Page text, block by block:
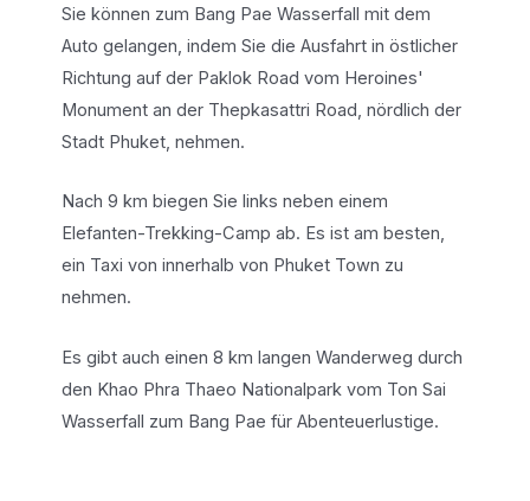
Sie können zum Bang Pae Wasserfall mit dem
Auto gelangen, indem Sie die Ausfahrt in östlicher
Richtung auf der Paklok Road vom Heroines'
Monument an der Thepkasattri Road, nördlich der
Stadt Phuket, nehmen.
Nach 9 km biegen Sie links neben einem
Elefanten-Trekking-Camp ab. Es ist am besten,
ein Taxi von innerhalb von Phuket Town zu
nehmen.
Es gibt auch einen 8 km langen Wanderweg durch
den Khao Phra Thaeo Nationalpark vom Ton Sai
Wasserfall zum Bang Pae für Abenteuerlustige.